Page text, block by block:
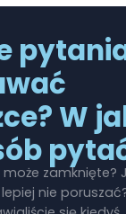
W
zamknięte?
nie